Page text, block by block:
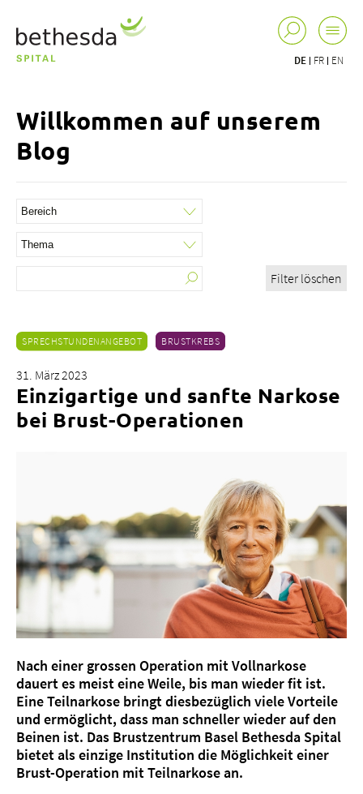
DE FR EN
Zuweisende
Jobs & Karriere
Qualität
Fachbereiche
Veranstaltungen & Kurse
Willkommen auf unserem
Blog
Filter löschen
SPRECHSTUNDENANGEBOT BRUSTKREBS
31. März 2023
Einzigartige und sanfte Narkose
bei Brust-Operationen
Nach einer grossen Operation mit Vollnarkose
dauert es meist eine Weile, bis man wieder fit ist.
Eine Teilnarkose bringt diesbezüglich viele Vorteile
und ermöglicht, dass man schneller wieder auf den
Beinen ist. Das Brustzentrum Basel Bethesda Spital
bietet als einzige Institution die Möglichkeit einer
Brust-Operation mit Teilnarkose an.